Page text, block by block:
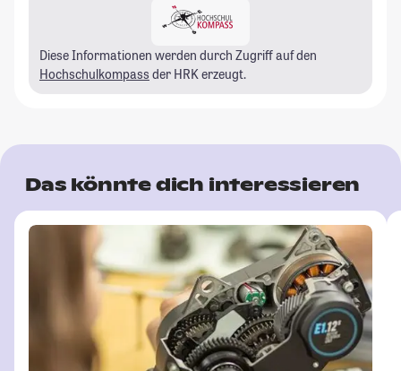
Diese Informationen werden durch Zugriff auf den
Hochschulkompass der HRK erzeugt.
Das könnte dich interessieren